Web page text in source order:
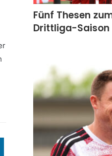
Fünf Thesen
Drittliga-Saison